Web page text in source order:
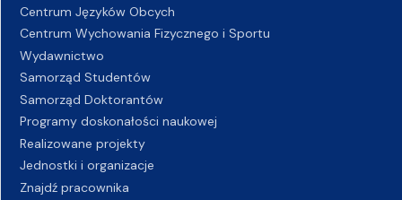
Centrum Języków Obcych
Centrum Wychowania Fizycznego i Sportu
Wydawnictwo
Samorząd Studentów
Samorząd Doktorantów
Programy doskonałości naukowej
Realizowane projekty
Jednostki i organizacje
Znajdź pracownika